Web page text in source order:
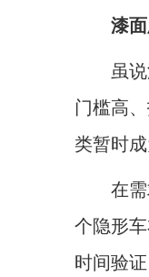
漆
虽说漆
门槛高
类暂时成
在需求
个隐形
时间验证